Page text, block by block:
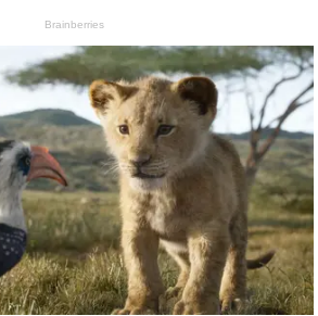
Brainberries